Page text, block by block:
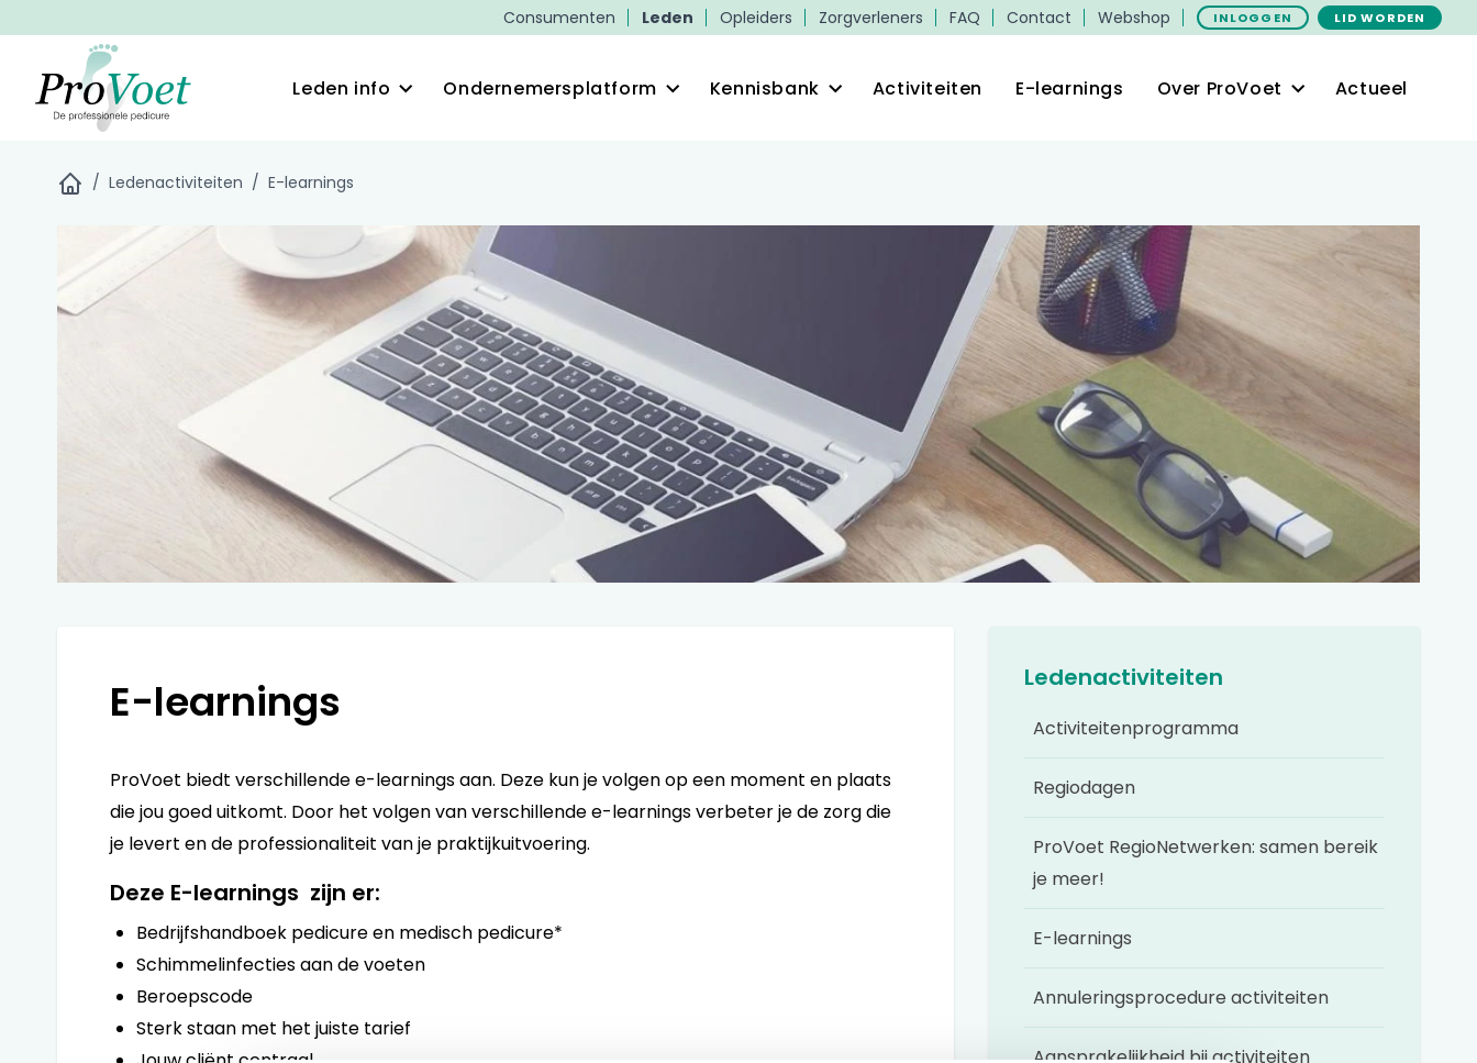
Consumenten Leden Opleiders Zorgverleners FAQ Contact Webshop INLOGGEN LID WORDEN
Leden info Ondernemersplatform Kennisbank Activiteiten E-learnings Over ProVoet Actueel
/ Ledenactiviteiten / E-learnings
E-learnings
ProVoet biedt verschillende e-learnings aan. Deze kun je volgen op een moment en plaats
die jou goed uitkomt. Door het volgen van verschillende e-learnings verbeter je de zorg die
je levert en de professionaliteit van je praktijkuitvoering.
Deze E-learnings zijn er:
Bedrijfshandboek pedicure en medisch pedicure*
Schimmelinfecties aan de voeten
Beroepscode
Sterk staan met het juiste tarief
Ledenactiviteiten
Activiteitenprogramma
Regiodagen
ProVoet RegioNetwerken: samen bereik
je meer!
E-learnings
Annuleringsprocedure activiteiten
Aansprakelijkheid bij activiteiten